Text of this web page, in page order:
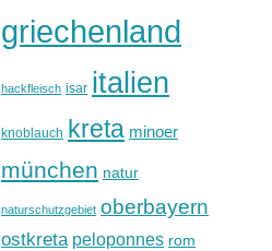
griechenland
hackfleisch isar italien
knoblauch kreta minoer
münchen natur
naturschutzgebiet oberbayern
ostkreta peloponnes rom